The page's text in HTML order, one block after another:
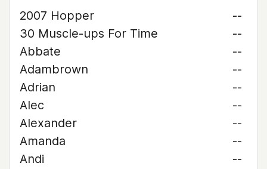
2007 Hopper
--
30 Muscle-ups For Time
--
Abbate
--
Adambrown
--
Adrian
--
Alec
--
Alexander
--
Amanda
--
Andi
--